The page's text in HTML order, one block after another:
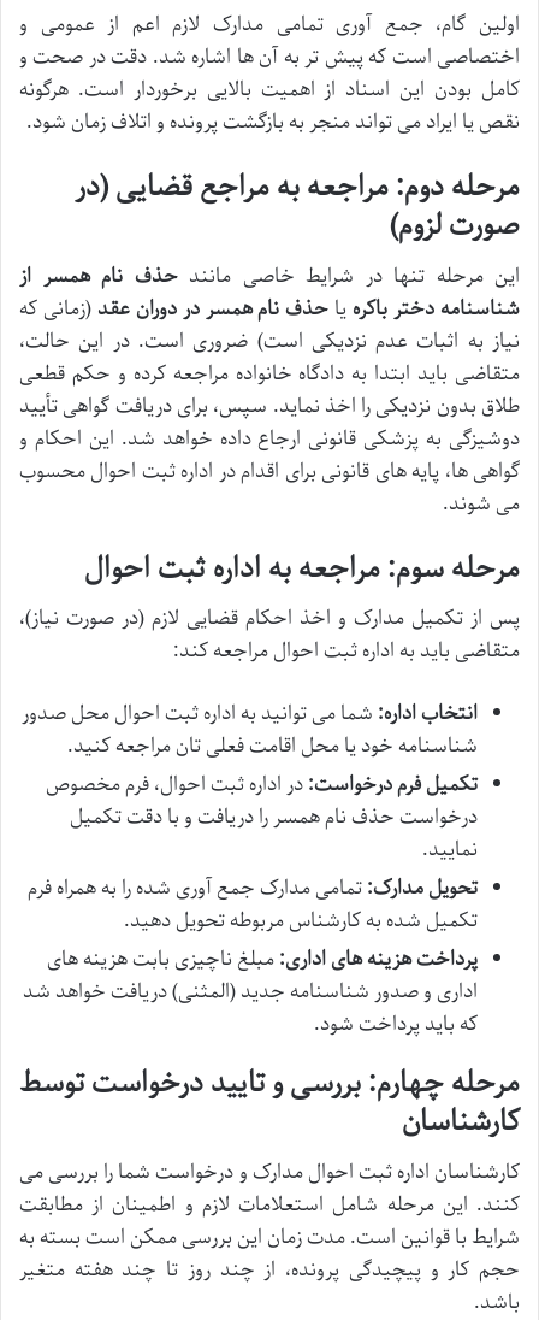
اولین گام، جمع آوری تمامی مدارک لازم اعم از عمومی و
اختصاصی است که پیش تر به آن ها اشاره شد. دقت در صحت و
کامل بودن این اسناد از اهمیت بالایی برخوردار است. هرگونه
نقص یا ایراد می تواند منجر به بازگشت پرونده و اتلاف زمان شود.
مرحله دوم: مراجعه به مراجع قضایی (در
صورت لزوم)
این مرحله تنها در شرایط خاصی مانندحذف نام همسر از
شناسنامه دختر باکره یا حذف نام همسر در دوران عقد (زمانی که
نیاز به اثبات عدم نزدیکی است) ضروری است. در این حالت،
متقاضی باید ابتدا به دادگاه خانواده مراجعه کرده و حکم قطعی
طلاق بدون نزدیکی را اخذ نماید. سپس، برای دریافت گواهی تأیید
دوشیزگی به پزشکی قانونی ارجاع داده خواهد شد. این احکام و
گواهی ها، پایه های قانونی برای اقدام در اداره ثبت احوال محسوب
می شوند.
مرحله سوم: مراجعه به اداره ثبت احوال
پس از تکمیل مدارک و اخذ احکام قضایی لازم (در صورت نیاز)،
متقاضی باید به اداره ثبت احوال مراجعه کند:
انتخاب اداره: شما می توانید به اداره ثبت احوال محل صدور
شناسنامه خود یا محل اقامت فعلی تان مراجعه کنید.
تکمیل فرم درخواست:در اداره ثبت احوال، فرم مخصوص
درخواست حذف نام همسر را دریافت و با دقت تکمیل
نمایید.
تحویل مدارک:تمامی مدارک جمع آوری شده را به همراه فرم
تکمیل شده به کارشناس مربوطه تحویل دهید.
پرداخت هزینه های اداری:مبلغ ناچیزی بابت هزینه های
اداری و صدور شناسنامه جدید (المثنی) دریافت خواهد شد
که باید پرداخت شود.
مرحله چهارم: بررسی و تایید درخواست توسط
کارشناسان
کارشناسان اداره ثبت احوال مدارک و درخواست شما را بررسی می
کنند. این مرحله شامل استعلامات لازم و اطمینان از مطابقت
شرایط با قوانین است. مدت زمان این بررسی ممکن است بسته به
حجم کار و پیچیدگی پرونده، از چند روز تا چند هفته متغیر
باشد.